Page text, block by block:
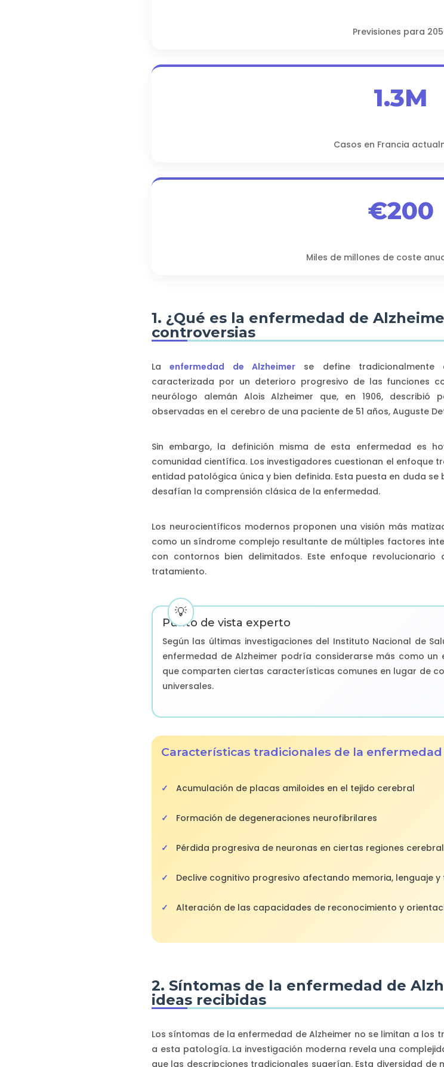
Previsiones para
1.3M
Casos en Francia
€200
Miles de millones de coste
1. ¿Qué es la enfermedad de
controversias
Laenfermedad de Alzheimerse define tradicionalmente
caracterizada por un deterioro progresivo de las funciones
neurólogo alemán Alois Alzheimer que, en 1906, describió
observadas en el cerebro de una paciente de 51 años, Auguste
Sin embargo, la definición misma de esta enfermedad es
comunidad científica. Los investigadores cuestionan el enfoque
entidad patológica única y bien definida. Esta puesta en duda
desafían la comprensión clásica de la enfermedad.
Los neurocientíficos modernos proponen una visión más
como un síndrome complejo resultante de múltiples factores
con contornos bien delimitados. Este enfoque
tratamiento.
Punto de vista experto
Según las últimas investigaciones del Instituto Nacional de
enfermedad de Alzheimer podría considerarse más como
que comparten ciertas características comunes en lugar de
universales.
Características tradicionales de la enfermedad
Acumulación de placas amiloides en el tejido cerebral
Formación de degeneraciones neurofibrilares
Pérdida progresiva de neuronas en ciertas regiones
Declive cognitivo progresivo afectando memoria, lenguaje y
Alteración de las capacidades de reconocimiento y
2. Síntomas de la enfermedad de
ideas recibidas
Los síntomas de la enfermedad de Alzheimer no se limitan a
a esta patología. La investigación moderna revela una
que las descripciones tradicionales sugerían. Esta diversidad